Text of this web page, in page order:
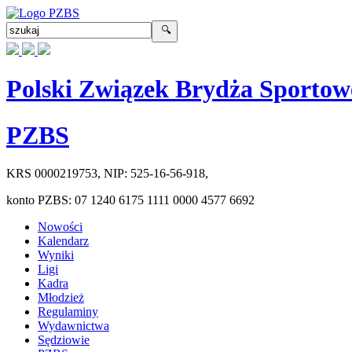
Polski Związek Brydża
PZBS
KRS 0000219753, NIP: 525-16-56-918,
konto PZBS: 07 1240 6175 1111 0000 4577 6692
Nowości
Kalendarz
Wyniki
Ligi
Kadra
Młodzież
Regulaminy
Wydawnictwa
Sędziowie